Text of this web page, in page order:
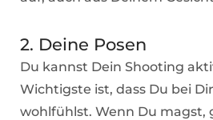
2. Deine Posen
Du kannst Dein Shooting
Wichtigste ist, dass Du bei
wohlfühlst. Wenn Du magst,